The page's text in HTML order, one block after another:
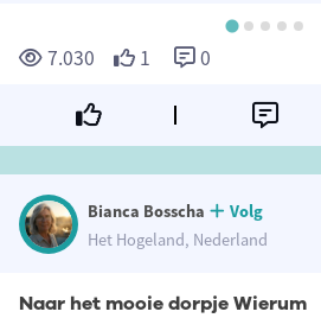
7.030 1 0
Bianca Bosscha
Volg
Het Hogeland, Nederland
Naar het mooie dorpje Wierum